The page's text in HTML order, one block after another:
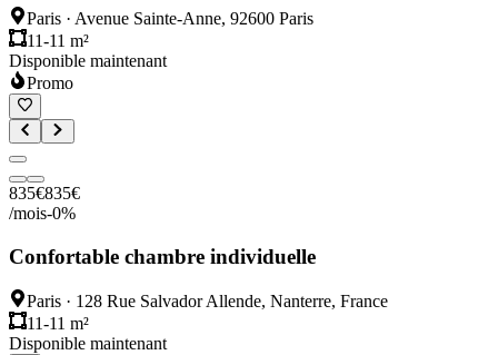
Paris · Avenue Sainte-Anne, 92600 Paris
11-11 m²
Disponible maintenant
Promo
835€835€
/mois-0%
Confortable chambre individuelle
Paris · 128 Rue Salvador Allende, Nanterre, France
11-11 m²
Disponible maintenant